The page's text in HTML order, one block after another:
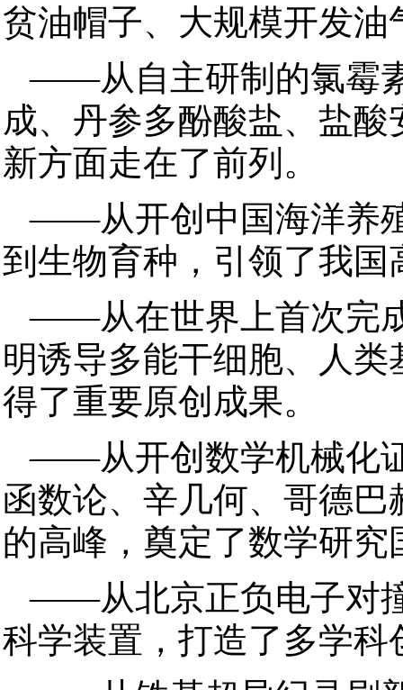
贫油帽子、大规模开发
——从自主研制的氯霉
成、丹参多酚酸盐、盐
新方面走在了前列。
——从开创中国海洋养
到生物育种，引领了我
——从在世界上首次完
明诱导多能干细胞、人
得了重要原创成果。
——从开创数学机械化
函数论、辛几何、哥德
的高峰，奠定了数学研
——从北京正负电子对
科学装置，打造了多学科